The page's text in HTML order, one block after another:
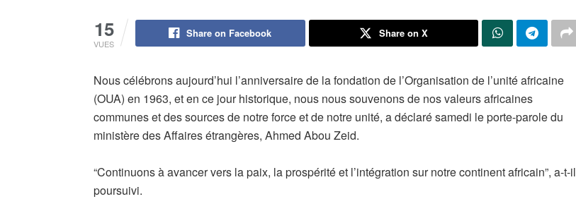
15
VUES
Share on Facebook Share on X
Nous célébrons aujourd’hui l’anniversaire de la fondation de l’Organisation de l’unité africaine
(OUA) en 1963, et en ce jour historique, nous nous souvenons de nos valeurs africaines
communes et des sources de notre force et de notre unité, a déclaré samedi le porte-parole du
ministère des Affaires étrangères, Ahmed Abou Zeid.
“Continuons à avancer vers la paix, la prospérité et l’intégration sur notre continent africain”, a-t-il
poursuivi.